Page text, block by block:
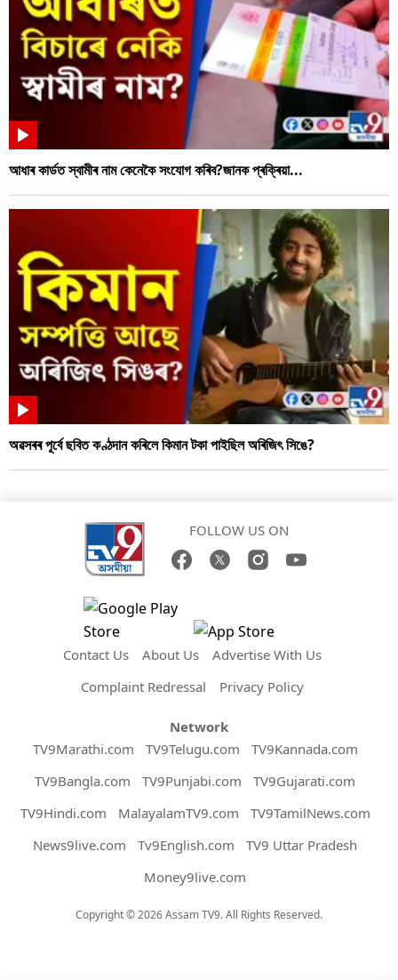
আধাৰ কাৰ্ডত স্বামীৰ নাম কেনেকৈ সংযোগ কৰিব?জানক প্ৰক্ৰিয়া...
অৱসৰৰ পূৰ্বে ছবিত কণ্ঠদান কৰিলে কিমান টকা পাইছিল অৰিজিৎ সিঙে?
FOLLOW US ON
Contact Us About Us
Advertise With Us
Complaint Redressal
Privacy Policy
Network
TV9Marathi.com
TV9Telugu.com
TV9Kannada.com
TV9Bangla.com
TV9Punjabi.com
TV9Gujarati.com
TV9Hindi.com
MalayalamTV9.com
TV9TamilNews.com
News9live.com
Tv9English.com
TV9 Uttar Pradesh
Money9live.com
Copyright © 2026 Assam TV9. All Rights Reserved.